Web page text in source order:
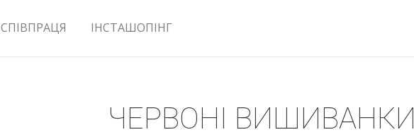
СПІВПРАЦЯ ІНСТАШОПІНГ
ЧЕРВОНІ ВИШИВАНКИ